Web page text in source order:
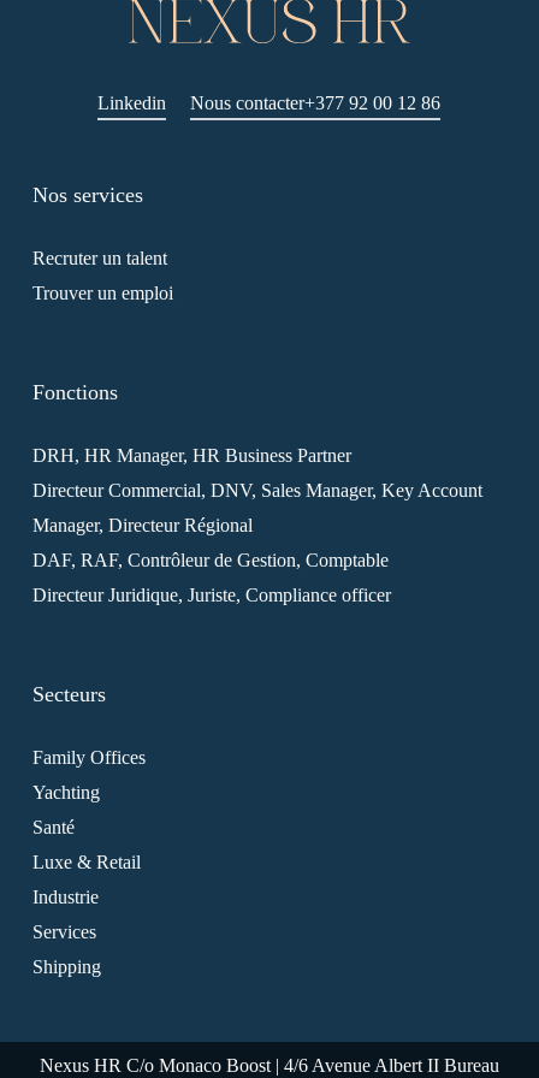
Linkedin Nous contacter+377 92 00 12 86
Nos services
Recruter un talent
Trouver un emploi
Fonctions
DRH, HR Manager, HR Business Partner
Directeur Commercial, DNV, Sales Manager, Key Account
Manager, Directeur Régional
DAF, RAF, Contrôleur de Gestion, Comptable
Directeur Juridique, Juriste, Compliance officer
Secteurs
Family Offices
Yachting
Santé
Luxe & Retail
Industrie
Services
Shipping
Nexus HR C/o Monaco Boost | 4/6 Avenue Albert II Bureau